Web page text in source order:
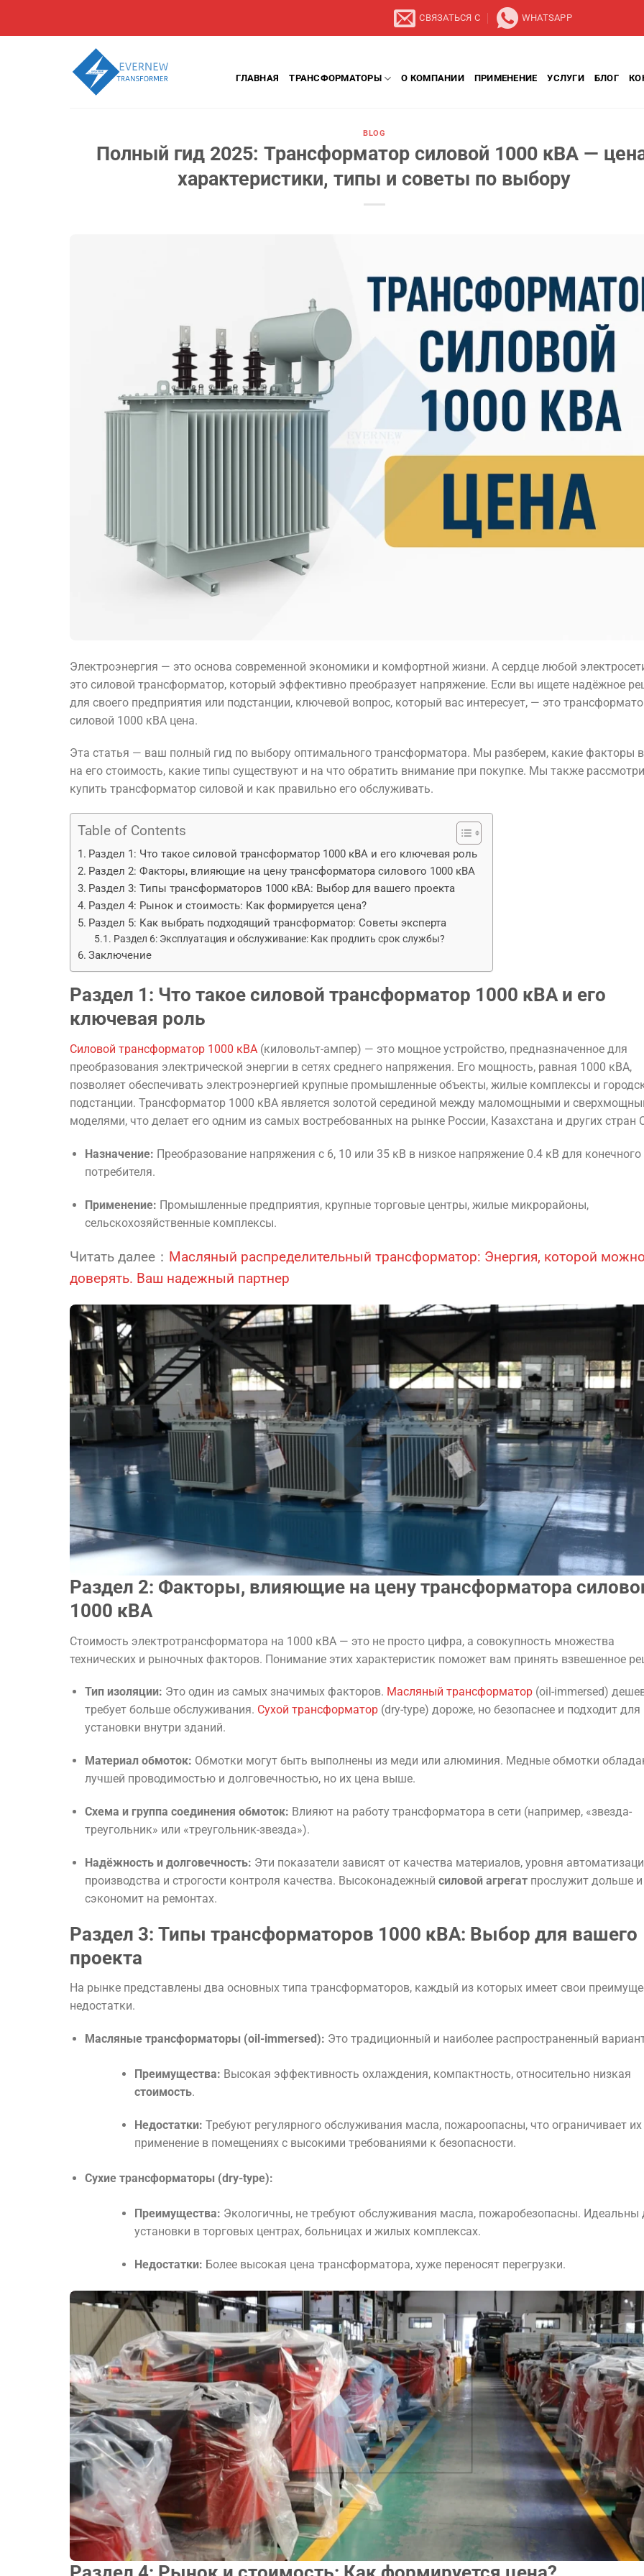
СВЯЗАТЬСЯ С WHATSAPP
ГЛАВНАЯ ТРАНСФОРМАТОРЫ О КОМПАНИИ ПРИМЕНЕНИЕ УСЛУГИ БЛОГ
BLOG
Полный гид 2025: Трансформатор силовой 1000 кВА —
характеристики, типы и советы по выбору
Электроэнергия — это основа современной экономики и комфортной жизни. А сердце любой
это силовой трансформатор, который эффективно преобразует напряжение. Если вы ищете надёжное
для своего предприятия или подстанции, ключевой вопрос, который вас интересует, — это
силовой 1000 кВА цена.
Эта статья — ваш полный гид по выбору оптимального трансформатора. Мы разберем, какие факторы
на его стоимость, какие типы существуют и на что обратить внимание при покупке. Мы также
купить трансформатор силовой и как правильно его обслуживать.
Table of Contents
Раздел 1: Что такое силовой трансформатор 1000 кВА и его ключевая роль
Раздел 2: Факторы, влияющие на цену трансформатора силового 1000 кВА
Раздел 3: Типы трансформаторов 1000 кВА: Выбор для вашего проекта
Раздел 4: Рынок и стоимость: Как формируется цена?
Раздел 5: Как выбрать подходящий трансформатор: Советы эксперта
Раздел 6: Эксплуатация и обслуживание: Как продлить срок службы?
Заключение
Раздел 1: Что такое силовой трансформатор 1000 кВА и его
ключевая роль
Силовой трансформатор 1000 кВА (киловольт-ампер) — это мощное устройство, предназначенное для
преобразования электрической энергии в сетях среднего напряжения. Его мощность, равная 1000 кВА,
позволяет обеспечивать электроэнергией крупные промышленные объекты, жилые комплексы и
подстанции. Трансформатор 1000 кВА является золотой серединой между маломощными и
моделями, что делает его одним из самых востребованных на рынке России, Казахстана и других стран
Назначение: Преобразование напряжения с 6, 10 или 35 кВ в низкое напряжение 0.4 кВ для конечного
потребителя.
Применение: Промышленные предприятия, крупные торговые центры, жилые микрорайоны,
сельскохозяйственные комплексы.
Читать далее： Масляный распределительный трансформатор: Энергия, которой
доверять. Ваш надежный партнер
Раздел 2: Факторы, влияющие на цену трансформатора
1000 кВА
Стоимость электротрансформатора на 1000 кВА — это не просто цифра, а совокупность множества
технических и рыночных факторов. Понимание этих характеристик поможет вам принять взвешенное
Тип изоляции: Это один из самых значимых факторов. Масляный трансформатор(oil-immersed)
требует больше обслуживания. Сухой трансформатор(dry-type) дороже, но безопаснее и подходит для
установки внутри зданий.
Материал обмоток: Обмотки могут быть выполнены из меди или алюминия. Медные обмотки
лучшей проводимостью и долговечностью, но их цена выше.
Схема и группа соединения обмоток: Влияют на работу трансформатора в сети (например, «звезда-
треугольник» или «треугольник-звезда»).
Надёжность и долговечность: Эти показатели зависят от качества материалов, уровня
производства и строгости контроля качества. Высоконадежный силовой агрегатпрослужит дольше и
сэкономит на ремонтах.
Раздел 3: Типы трансформаторов 1000 кВА: Выбор для вашего
проекта
На рынке представлены два основных типа трансформаторов, каждый из которых имеет свои
недостатки.
Масляные трансформаторы (oil-immersed): Это традиционный и наиболее распространенный
Преимущества: Высокая эффективность охлаждения, компактность, относительно низкая
стоимость.
Недостатки: Требуют регулярного обслуживания масла, пожароопасны, что ограничивает их
применение в помещениях с высокими требованиями к безопасности.
Сухие трансформаторы (dry-type):
Преимущества: Экологичны, не требуют обслуживания масла, пожаробезопасны. Идеальны
установки в торговых центрах, больницах и жилых комплексах.
Недостатки: Более высокая цена трансформатора, хуже переносят перегрузки.